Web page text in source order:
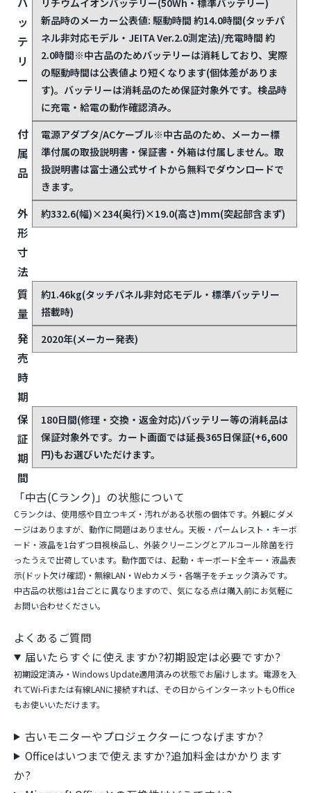
載
機
能
Webカメラ(有効画素数約92万画素・Windows Hello対
応)/ステレオスピーカー/Bluetooth 5.0/日本語86キーア
イソレーションキーボード(JIS配列・キーピッチ
19mm・キーストローク約1.7mm)/フラットポイント/
セキュリティチップTPM 2.0(TCG Ver2.0準拠)
ッ
テ
リ
リチウムイオンバッテリー(50Wh・標準バッテリー)
新品時のメーカー公表値: 駆動時間 約14.0時間(タッチパ
ネル非対応モデル・JEITA Ver.2.0測定法)/充電時間 約
2.0時間※中古品のためバッテリーは消耗しており、実際
の駆動時間は公表値より短くなります(個体差がありま
す)。バッテリーは消耗品のため保証対象外です。検品時
に充電・給電の動作確認済み。
付
属
扱説明書は富士通公式サイトから無料でダウンロードで
きます。
外
形
寸
法
約332.6(幅)×234(奥行)×19.0(高さ)mm(突起部含まず)
質
量
約1.46kg(タッチパネル非対応モデル・標準バッテリー
搭載時)
発
売
時
期
2020年(メーカー発表)
保
証
期
間
180日間(修理・交換・返金対応)バッテリー等の消耗品は
保証対象外です。カート画面では延長365日保証(+6,600
円)もお選びいただけます。
「中古(Cランク)」の状態について
ージはありますが、動作に問題はありません。天板・パームレスト・キーボ
ード・液晶を1台ずつ目視検品し、外装クリーニングとアルコール除菌を行
ったうえで出荷しています。動作面では、起動・キーボード全キー・液晶表
示(ドット欠け確認)・無線LAN・Webカメラ・各端子をチェック済みです。
中古品の状態は1台ごとに異なりますので、気になる点は購入前にお気軽に
よくあるご質問
届いたらすぐに使えますか?初期設定は必要ですか?